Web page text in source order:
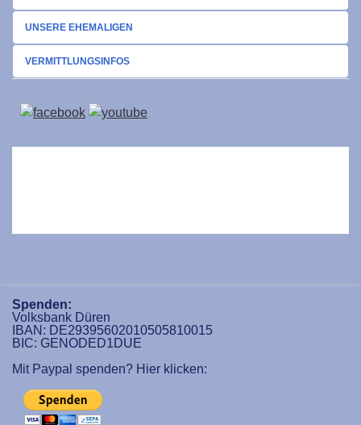
UNSERE EHEMALIGEN
VERMITTLUNGSINFOS
Spenden:
Volksbank Düren
IBAN: DE29395602010505810015
BIC: GENODED1DUE
Mit Paypal spenden? Hier klicken: